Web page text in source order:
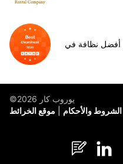
©يوروب كار 2026
موقع الخرائط
الشروط والأحكام